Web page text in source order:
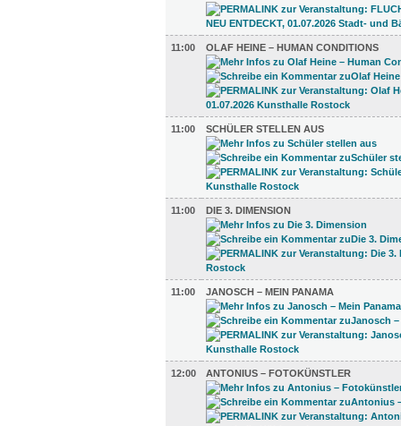
11:00 OLAF HEINE – HUMAN CONDITIONS
11:00 SCHÜLER STELLEN AUS
11:00 DIE 3. DIMENSION
11:00 JANOSCH – MEIN PANAMA
12:00 ANTONIUS – FOTOKÜNSTLER